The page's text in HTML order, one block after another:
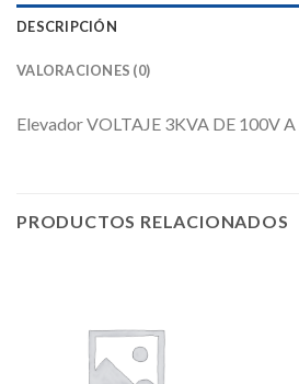
DESCRIPCIÓN
VALORACIONES (0)
Elevador VOLTAJE 3KVA DE 100V
PRODUCTOS RELACIONADOS